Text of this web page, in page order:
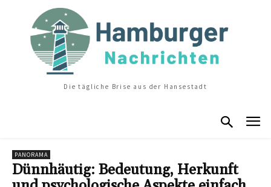
Die tägliche Brise aus der Hansestadt
PANORAMA
Dünnhäutig: Bedeutung, Herkunft